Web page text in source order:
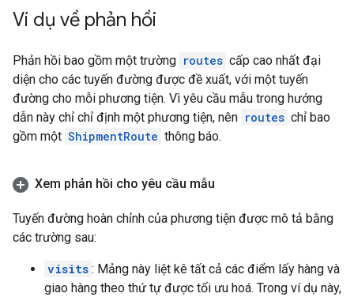
Ví dụ về phản hồi
Phản hồi bao gồm một trường routes cấp cao nhất đại
diện cho các tuyến đường được đề xuất, với một tuyến
đường cho mỗi phương tiện. Vì yêu cầu mẫu trong hướng
dẫn này chỉ chỉ định một phương tiện, nên routes chỉ bao
gồm một ShipmentRoute thông báo.
Xem phản hồi cho yêu cầu mẫu
Tuyến đường hoàn chỉnh của phương tiện được mô tả bằng
các trường sau:
visits : Mảng này liệt kê tất cả các điểm lấy hàng và
giao hàng theo thứ tự được tối ưu hoá. Trong ví dụ này,